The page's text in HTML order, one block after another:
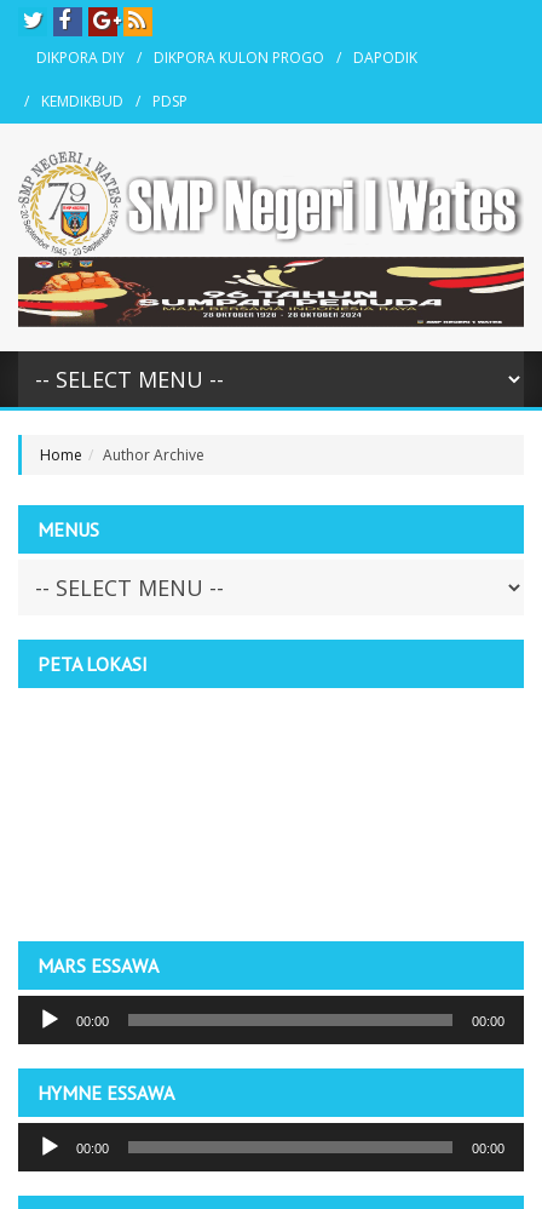
DIKPORA DIY DIKPORA KULON PROGO DAPODIK
KEMDIKBUD PDSP
Home Author Archive
MENUS
PETA LOKASI
MARS ESSAWA
Pemutar
Audio
00:00 00:00
HYMNE ESSAWA
Pemutar
Audio
00:00 00:00